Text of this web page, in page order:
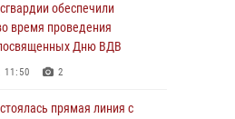
обеспечили
время проведения
Дню ВДВ
11:50 2
прямая линия с